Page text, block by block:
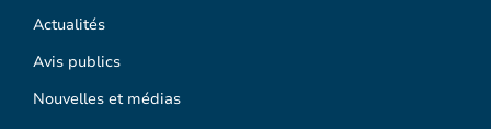
Actualités
Avis publics
Nouvelles et médias